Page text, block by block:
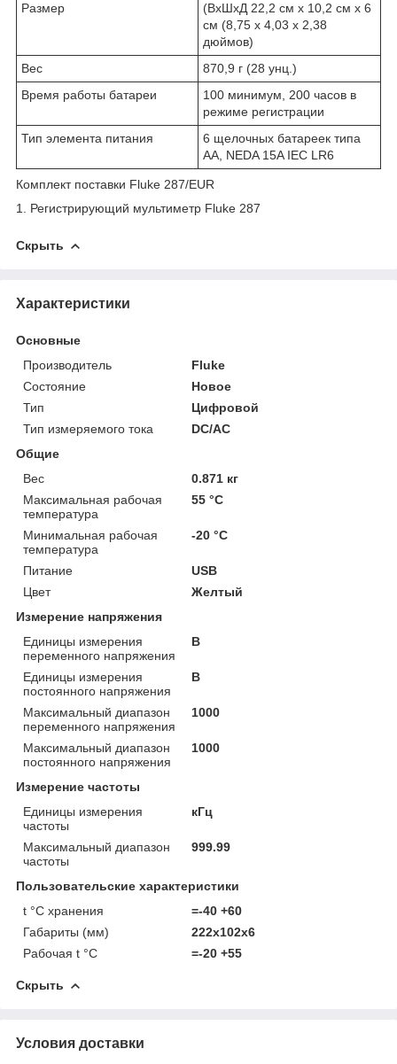
Размер
(ВxШxД 22,2 см x 10,2 см x 6
см (8,75 x 4,03 x 2,38
дюймов)
Вес
870,9 г (28 унц.)
Время работы батареи
100 минимум, 200 часов в
режиме регистрации
Тип элемента питания
6 щелочных батареек типа
AA, NEDA 15A IEC LR6
Комплект поставки Fluke 287/EUR
1. Регистрирующий мультиметр Fluke 287
Скрыть
Характеристики
Основные
Производитель
Fluke
Состояние
Новое
Тип
Цифровой
Тип измеряемого тока
DC/AC
Общие
Вес
0.871 кг
Максимальная рабочая
температура
55 °С
Минимальная рабочая
температура
-20 °С
Питание
USB
Цвет
Желтый
Измерение напряжения
Единицы измерения
переменного напряжения
В
Единицы измерения
постоянного напряжения
В
Максимальный диапазон
переменного напряжения
1000
Максимальный диапазон
постоянного напряжения
1000
Измерение частоты
Единицы измерения
частоты
кГц
Максимальный диапазон
частоты
999.99
Пользовательские характеристики
t °C хранения
=-40 +60
Габариты (мм)
222x102x6
Рабочая t °C
=-20 +55
Скрыть
Условия доставки